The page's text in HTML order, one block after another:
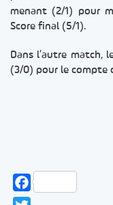
menant (2/1) pour
Score final (5/1).
Dans l’autre match,
(3/0) pour le compte
Facebook